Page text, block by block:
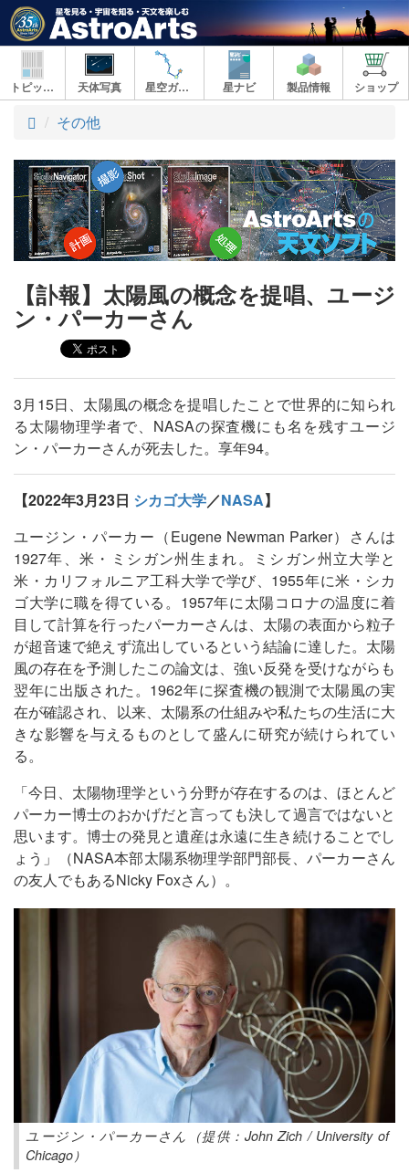
トピックス 天体写真 星空ガイド 星ナビ 製品情報 ショップ
ト
プ
その他
【訃報】太陽風の概念を提唱、ユージ
ン・パーカーさん
3月15日、太陽風の概念を提唱したことで世界的に知られ
る太陽物理学者で、NASAの探査機にも名を残すユージ
ン・パーカーさんが死去した。享年94。
【2022年3月23日 シカゴ大学／NASA】
ユージン・パーカー（Eugene Newman Parker）さんは
1927年、米・ミシガン州生まれ。ミシガン州立大学と
米・カリフォルニア工科大学で学び、1955年に米・シカ
ゴ大学に職を得ている。1957年に太陽コロナの温度に着
目して計算を行ったパーカーさんは、太陽の表面から粒子
が超音速で絶えず流出しているという結論に達した。太陽
風の存在を予測したこの論文は、強い反発を受けながらも
翌年に出版された。1962年に探査機の観測で太陽風の実
在が確認され、以来、太陽系の仕組みや私たちの生活に大
きな影響を与えるものとして盛んに研究が続けられてい
る。
「今日、太陽物理学という分野が存在するのは、ほとんど
パーカー博士のおかげだと言っても決して過言ではないと
思います。博士の発見と遺産は永遠に生き続けることでし
ょう」（NASA本部太陽系物理学部門部長、パーカーさん
の友人でもあるNicky Foxさん）。
ユージン・パーカーさん（提供：John Zich / University of
Chicago）